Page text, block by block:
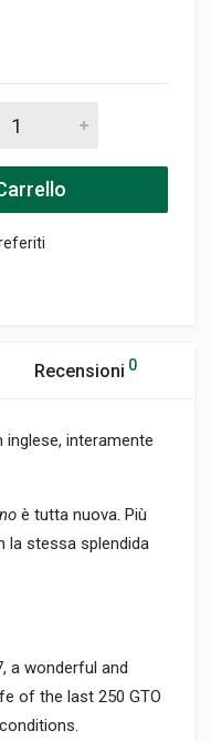
Recensioni 0
inglese, interamente
è tutta nuova. Più
la stessa splendida
a wonderful and
of the last 250 GTO